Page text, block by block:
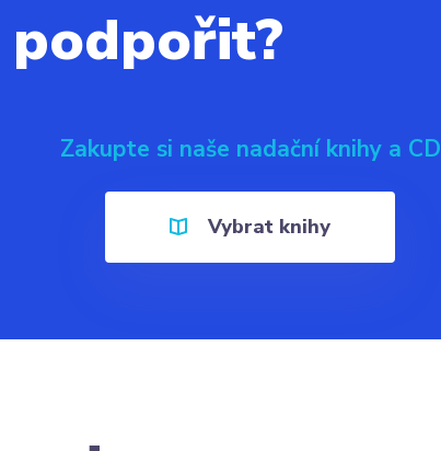
podpořit?
Zakupte si naše nadační knihy a CD
Vybrat knihy